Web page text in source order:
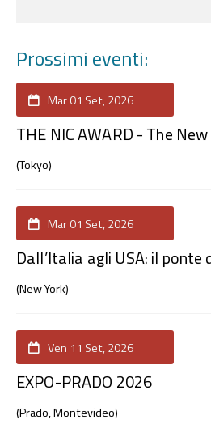
Prossimi eventi:
Mar 01 Set, 2026
THE NIC AWARD - The
(Tokyo)
Mar 01 Set, 2026
Dall’Italia agli USA: il
(New York)
Ven 11 Set, 2026
EXPO-PRADO 2026
(Prado, Montevideo)